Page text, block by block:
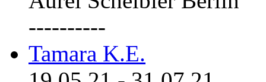
----------
Tamara K.E.